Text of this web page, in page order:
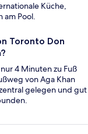
Küche,
am Pool.
Toronto Don
4 Minuten zu Fuß
von Aga Khan
gelegen und gut